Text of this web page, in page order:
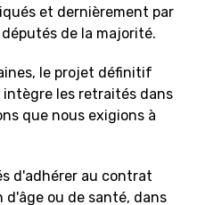
et dernièrement par
de la majorité.
le projet définitif
les retraités dans
que nous exigions à
d'adhérer au contrat
ou de santé, dans